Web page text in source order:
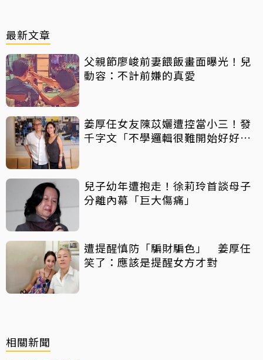
最新文章
父親節廖峻前妻餵飯畫面曝光！兒
動容：不計前嫌的真愛
姜厚任女友陳苡孋遭控當小三！發
千字文「不學邏輯很難開始好好
兒子幼年遭抱走！徐莉玲首談母子
分離內幕「巨大傷痛」
遭提醒慎防「騙財騙色」 姜厚任
笑了：應該是提醒女方才對
相關新聞